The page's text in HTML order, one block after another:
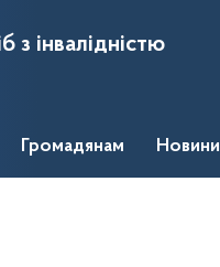
з інвалідністю
Громадянам Новини